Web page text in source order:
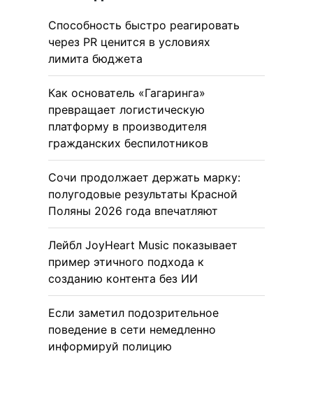
Способность быстро реагировать
через PR ценится в условиях
лимита бюджета
Как основатель «Гагаринга»
превращает логистическую
платформу в производителя
гражданских беспилотников
Сочи продолжает держать марку:
полугодовые результаты Красной
Поляны 2026 года впечатляют
Лейбл JoyHeart Music показывает
пример этичного подхода к
созданию контента без ИИ
Если заметил подозрительное
поведение в сети немедленно
информируй полицию